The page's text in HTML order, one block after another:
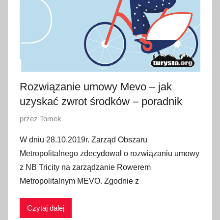
Rozwiązanie umowy Mevo – jak
uzyskać zwrot środków – poradnik
O
u
b
l
i
przez Tomek
W dniu 28.10.2019r. Zarząd Obszaru
Metropolitalnego zdecydował o rozwiązaniu umowy
z NB Tricity na zarządzanie Rowerem
Metropolitalnym MEVO. Zgodnie z
Czytaj dalej